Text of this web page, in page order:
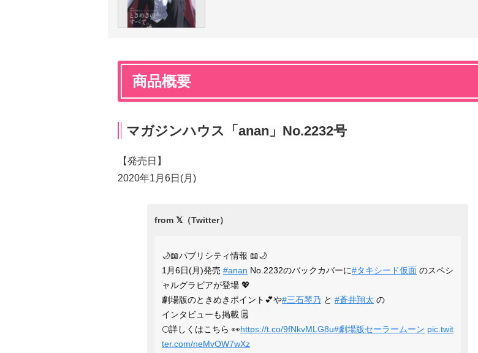
商品概要
マガジンハウス「anan」No.2232号
【発売日】
2020年1月6日(月)
🌙📖パブリシティ情報 📖🌙
1月6日(月)発売 #anan No.2232のバックカバーに#タキシード仮面 のスペシ
ャルグラビアが登場 💖
劇場版のときめきポイント💕や#三石琴乃 と #蒼井翔太 の
インタビューも掲載 🗒
🌕詳しくはこちら 👀https://t.co/9fNkvMLG8u#劇場版セーラームーン pic.twit
ter.com/neMvOW7wXz